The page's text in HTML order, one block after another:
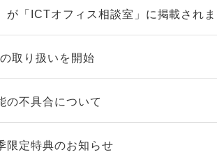
「ICTオフィス相談室」に掲載され
取り扱いを開始
不具合について
限定特典のお知らせ